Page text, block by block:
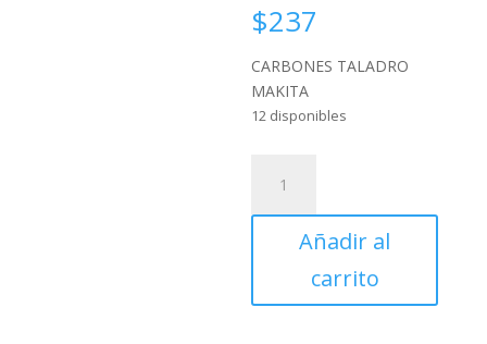
$237
CARBONES TALADRO
MAKITA
12 disponibles
TALADRO
MAKITA
cantidadAñadir al
carrito